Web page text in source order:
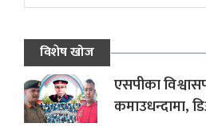
विशेष खोज
एसपीका
कमाउधन्दामा,